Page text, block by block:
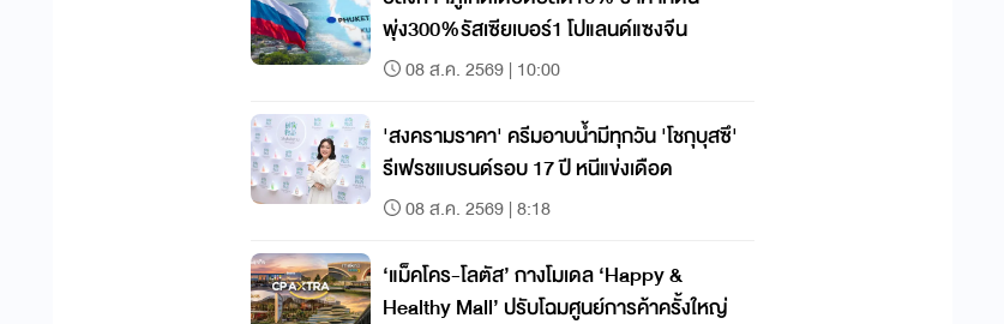
พุ่ง300%รัสเซียเบอร์1 โปแลนด์แซงจีน
08 ส.ค. 2569 | 10:00
'สงครามราคา' ครีมอาบน้ำมีทุกวัน 'โชกุบุสซึ'
รีเฟรชแบรนด์รอบ 17 ปี หนีแข่งเดือด
08 ส.ค. 2569 | 8:18
‘แม็คโคร-โลตัส’ กางโมเดล ‘Happy &
Healthy Mall’ ปรับโฉมศูนย์การค้าครั้งใหญ่